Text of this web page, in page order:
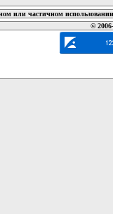
или частичном
©